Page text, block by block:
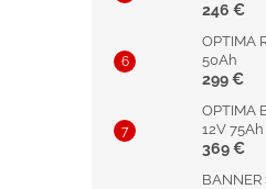
246 €
OPTIMA
50Ah
299 €
OPTIMA
12V 75Ah
369 €